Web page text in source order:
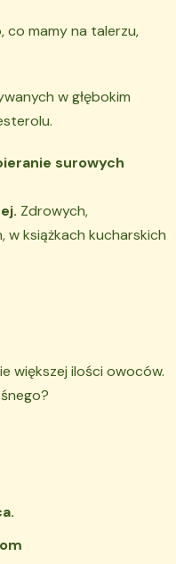
co mamy na talerzu,
w głębokim
surowych
Zdrowych,
książkach kucharskich
większej ilości owoców.